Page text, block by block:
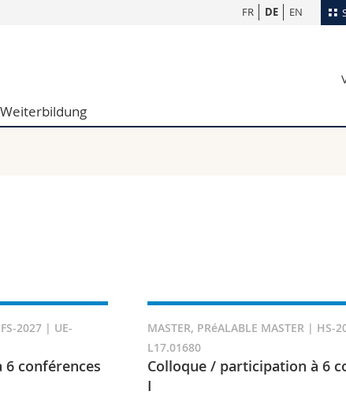
Forschende
FR DE EN
Weiterbildung
2027 | UE-
conférences
MASTER, PRéALABLE MASTER | HS-
L17.01680
Colloque / participation à 6
I